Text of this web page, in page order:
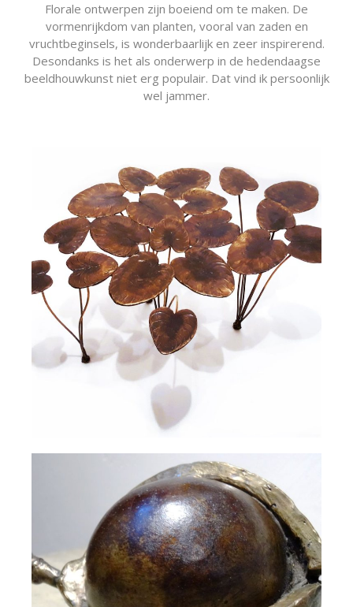
Florale ontwerpen zijn boeiend om te maken. De
vormenrijkdom van planten, vooral van zaden en
vruchtbeginsels, is wonderbaarlijk en zeer inspirerend.
Desondanks is het als onderwerp in de hedendaagse
beeldhouwkunst niet erg populair. Dat vind ik persoonlijk
wel jammer.